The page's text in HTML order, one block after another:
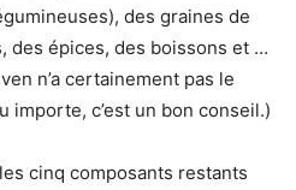
des graines de
des épices, des boissons et …
n’a certainement pas le
importe, c’est un bon conseil.)
cinq composants restants